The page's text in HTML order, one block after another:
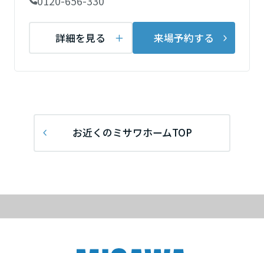
これから住まいをご検討の方
多彩な動画やこだわりが詰まった建築実例、注目の最新情報など、住
ミサワゼネラルソリューション
ツや、ミサワホームからの大切なお知らせなど配信しています。
ミサワオーナーズクラブ
中途採用
障がい者採用
海外事業
詳細を見る 来場予約する
お近くのミサワホームTOP
栃木県
群馬県
東京都